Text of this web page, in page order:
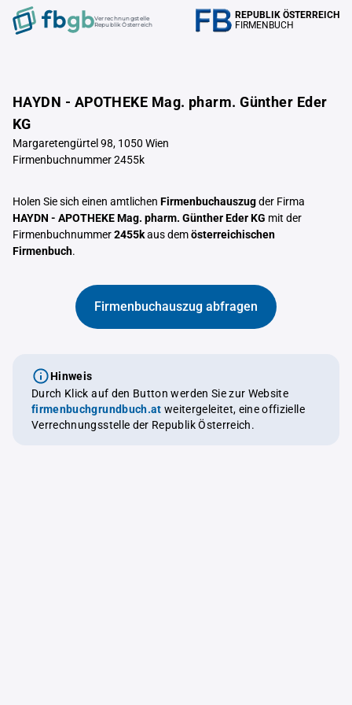
Verrechnungstelle
Republik Österreich
REPUBLIK ÖSTERREICH
FIRMENBUCH
HAYDN - APOTHEKE Mag. pharm. Günther Eder
KG
Margaretengürtel 98, 1050 Wien
Firmenbuchnummer 2455k
Holen Sie sich einen amtlichen Firmenbuchauszugder Firma
HAYDN - APOTHEKE Mag. pharm. Günther Eder KG mit der
Firmenbuchnummer2455kaus demösterreichischen
Firmenbuch.
Firmenbuchauszug abfragen
Hinweis
Durch Klick auf den Button werden Sie zur Website
firmenbuchgrundbuch.at weitergeleitet, eine offizielle
Verrechnungsstelle der Republik Österreich.